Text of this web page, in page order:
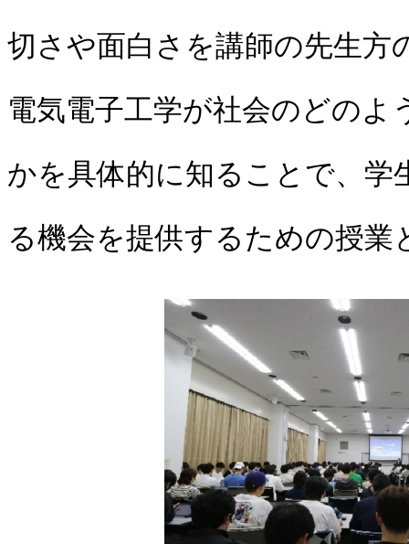
切さや面白さを講師の先生方
電気電子工学が社会のどの
かを具体的に知ることで、学
る機会を提供するための授業